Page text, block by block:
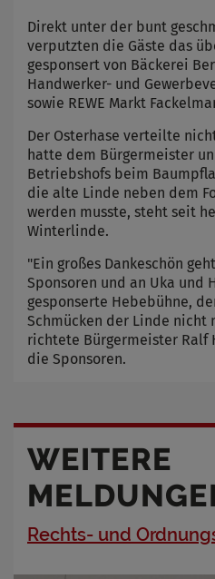
Direkt unter der bunt
verputzten die Gäste das
gesponsert von Bäckerei
Handwerker- und
sowie REWE Markt
Der Osterhase verteilte
hatte dem Bürgermeister
Betriebshofs beim
die alte Linde neben dem
werden musste, steht seit
Winterlinde.
"Ein großes Dankeschön
Sponsoren und an Uka und
gesponserte Hebebühne,
Schmücken der Linde nicht
richtete Bürgermeister Ralf
die Sponsoren.
WEITERE
Rechts- und